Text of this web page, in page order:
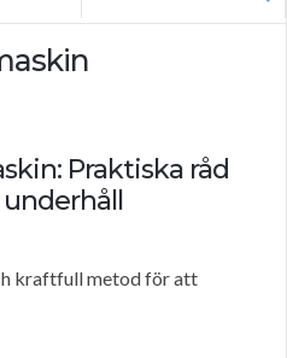
Praktiska råd
kraftfull metod för att